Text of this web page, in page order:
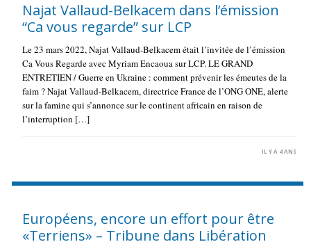
Najat Vallaud-Belkacem dans l’émission
“Ca vous regarde” sur LCP
Le 23 mars 2022, Najat Vallaud-Belkacem était l’invitée de l’émission
Ca Vous Regarde avec Myriam Encaoua sur LCP. LE GRAND
ENTRETIEN / Guerre en Ukraine : comment prévenir les émeutes de la
faim ? Najat Vallaud-Belkacem, directrice France de l’ONG ONE, alerte
sur la famine qui s’annonce sur le continent africain en raison de
l’interruption […]
IL Y A 4 ANS
Européens, encore un effort pour être
«Terriens» – Tribune dans Libération